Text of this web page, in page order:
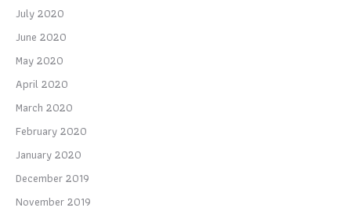
July 2020
June 2020
May 2020
April 2020
March 2020
February 2020
January 2020
December 2019
November 2019